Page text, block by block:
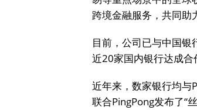
跨境金融服务，共同助
目前，公司已与中国
近20家国内银行达成合
近年来，数家银行均与
联合PingPong发布了“